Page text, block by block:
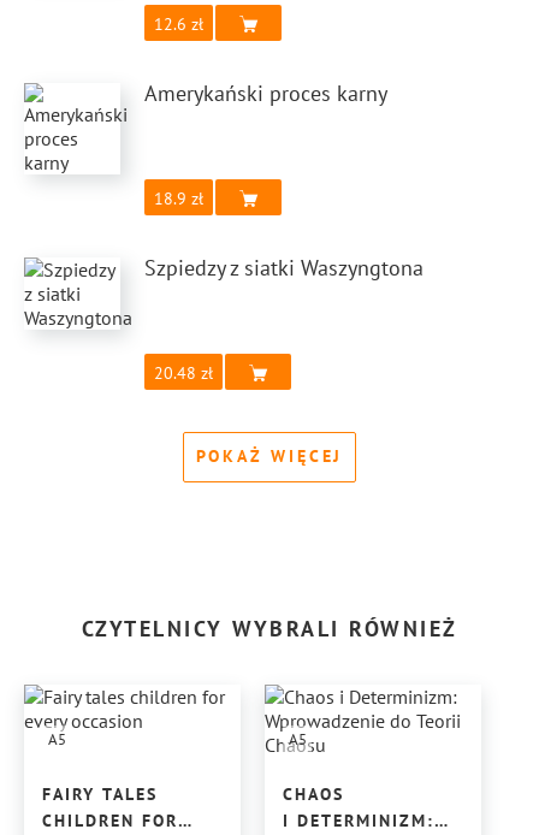
12.6
Amerykański proces karny
18.9
Szpiedzy z siatki Waszyngtona
20.48
POKAŻ WIĘCEJ
CZYTELNICY WYBRALI RÓWNIEŻ
A5
FAIRY TALES
CHILDREN FOR
A5
CHAOS
I DETERMINIZM: